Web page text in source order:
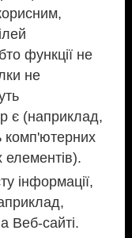
функції не
не
є (наприклад,
комп'ютерних
елементів).
інформації,
Веб-сайті.